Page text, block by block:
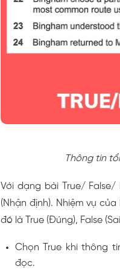
Thông tin
Với dạng bài True/
(Nhận định). Nhiệm vụ
đó là True (Đúng), False
Chọn True khi thông
đọc.